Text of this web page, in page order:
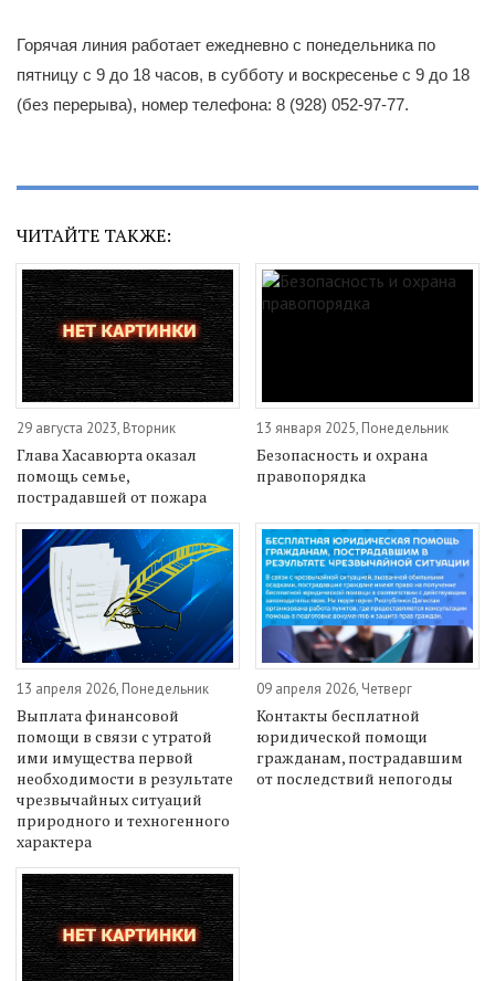
Горячая линия работает ежедневно с понедельника по
пятницу с 9 до 18 часов, в субботу и воскресенье с 9 до 18
(без перерыва), номер телефона: 8 (928) 052-97-77.
ЧИТАЙТЕ ТАКЖЕ:
29 августа 2023, Вторник
Глава Хасавюрта оказал
помощь семье,
пострадавшей от пожара
13 января 2025, Понедельник
Безопасность и охрана
правопорядка
13 апреля 2026, Понедельник
Выплата финансовой
помощи в связи с утратой
ими имущества первой
необходимости в результате
чрезвычайных ситуаций
природного и техногенного
характера
09 апреля 2026, Четверг
Контакты бесплатной
юридической помощи
гражданам, пострадавшим
от последствий непогоды